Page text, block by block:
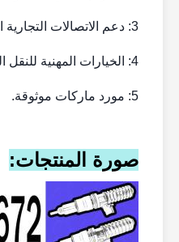
3: دعم الاتصالات التجارية الدولية المهنية
4: الخيارات المهنية للنقل الدولي
5: مورد ماركات موثوقة.
صورة المنتجات: